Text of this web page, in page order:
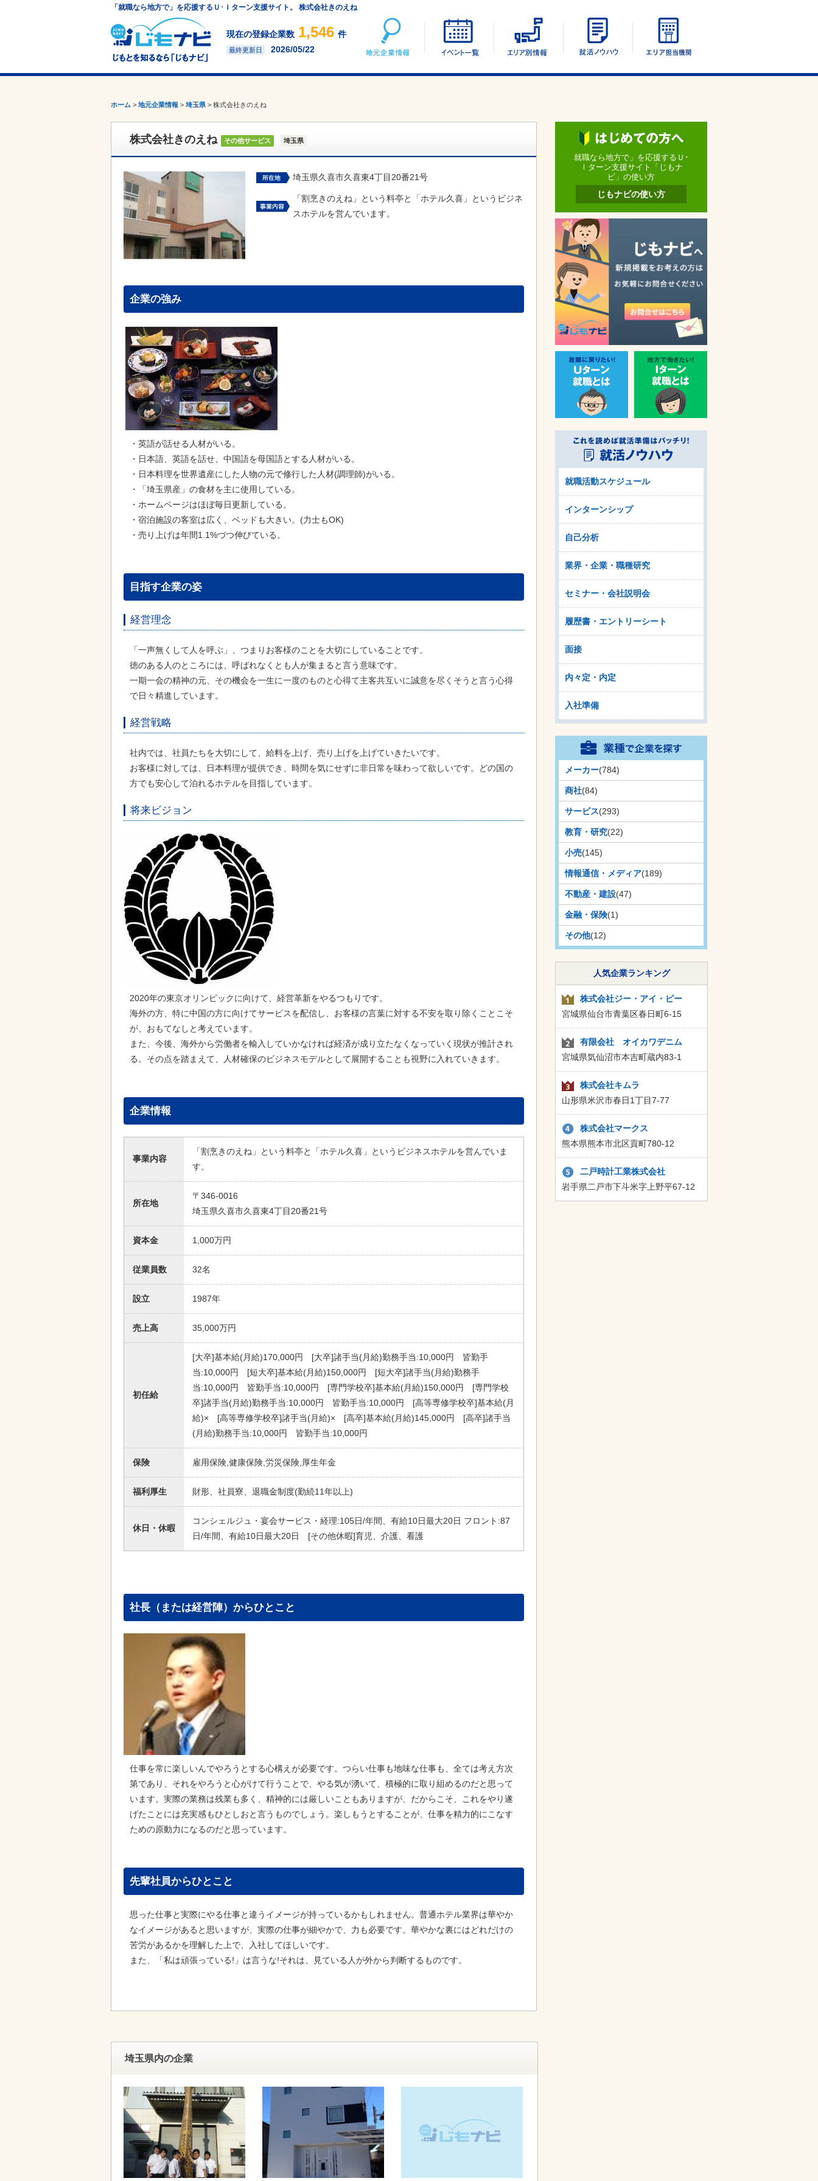
「就職なら地方で」を応援するＵ･Ｉターン支援サイト。 株式会社きのえね
現在の登録企業数 1,546 件
最終更新日 2026/05/22
地元企業情報 イベント一覧 エリア別情報 UIターン就活ノウハウ
ホーム > 地元企業情報 > 埼玉県 > 株式会社きのえね
株式会社きのえね その他サービス 埼玉県
埼玉県久喜市久喜東4丁目20番21号
「割烹きのえね」という料亭と「ホテル久喜」というビジネ
スホテルを営んでいます。
企業の強み
・英語が話せる人材がいる。
・日本語、英語を話せ、中国語を母国語とする人材がいる。
・日本料理を世界遺産にした人物の元で修行した人材(調理師)がいる。
・「埼玉県産」の食材を主に使用している。
・ホームページはほぼ毎日更新している。
・宿泊施設の客室は広く、ベッドも大きい。(力士もOK)
・売り上げは年間1.1%づつ伸びている。
目指す企業の姿
経営理念
「一声無くして人を呼ぶ」、つまりお客様のことを大切にしていることです。
徳のある人のところには、呼ばれなくとも人が集まると言う意味です。
一期一会の精神の元、その機会を一生に一度のものと心得て主客共互いに誠意を尽くそうと言う心得
で日々精進しています。
経営戦略
社内では、社員たちを大切にして、給料を上げ、売り上げを上げていきたいです。
お客様に対しては、日本料理が提供でき、時間を気にせずに非日常を味わって欲しいです。どの国の
方でも安心して泊れるホテルを目指しています。
将来ビジョン
2020年の東京オリンピックに向けて、経営革新をやるつもりです。
海外の方、特に中国の方に向けてサービスを配信し、お客様の言葉に対する不安を取り除くことこそ
が、おもてなしと考えています。
また、今後、海外から労働者を輸入していかなければ経済が成り立たなくなっていく現状が推計され
る。その点を踏まえて、人材確保のビジネスモデルとして展開することも視野に入れていきます。
企業情報
事業内容
「割烹きのえね」という料亭と「ホテル久喜」というビジネスホテルを営んでいま
す。
所在地
〒346-0016
埼玉県久喜市久喜東4丁目20番21号
資本金 1,000万円
従業員数 32名
設立 1987年
売上高 35,000万円
初任給
[大卒]基本給(月給)170,000円 [大卒]諸手当(月給)勤務手当:10,000円 皆勤手
当:10,000円 [短大卒]基本給(月給)150,000円 [短大卒]諸手当(月給)勤務手
当:10,000円 皆勤手当:10,000円 [専門学校卒]基本給(月給)150,000円 [専門学校
卒]諸手当(月給)勤務手当:10,000円 皆勤手当:10,000円 [高等専修学校卒]基本給(月
給)× [高等専修学校卒]諸手当(月給)× [高卒]基本給(月給)145,000円 [高卒]諸手当
(月給)勤務手当:10,000円 皆勤手当:10,000円
保険 雇用保険,健康保険,労災保険,厚生年金
福利厚生 財形、社員寮、退職金制度(勤続11年以上)
休日・休暇
コンシェルジュ・宴会サービス・経理:105日/年間、有給10日最大20日 フロント:87
日/年間、有給10日最大20日 [その他休暇]育児、介護、看護
社長（または経営陣）からひとこと
仕事を常に楽しいんでやろうとする心構えが必要です。つらい仕事も地味な仕事も、全ては考え方次
第であり、それをやろうと心がけて行うことで、やる気が湧いて、積極的に取り組めるのだと思って
います。実際の業務は残業も多く、精神的には厳しいこともありますが、だからこそ、これをやり遂
げたことには充実感もひとしおと言うものでしょう。楽しもうとすることが、仕事を精力的にこなす
ための原動力になるのだと思っています。
先輩社員からひとこと
思った仕事と実際にやる仕事と違うイメージが持っているかもしれません。普通ホテル業界は華やか
なイメージがあると思いますが、実際の仕事が細やかで、力も必要です。華やかな裏にはどれだけの
苦労があるかを理解した上で、入社してほしいです。
また、「私は頑張っている!」は言うな!それは、見ている人が外から判断するものです。
埼玉県内の企業
就職なら地方で」を応援するＵ･
Ｉターン支援サイト「じもナ
ビ」の使い方
じもナビの使い方
就職活動スケジュール
インターンシップ
自己分析
業界・企業・職種研究
セミナー・会社説明会
履歴書・エントリーシート
面接
内々定・内定
入社準備
メーカー(784)
商社(84)
サービス(293)
教育・研究(22)
小売(145)
情報通信・メディア(189)
不動産・建設(47)
金融・保険(1)
その他(12)
人気企業ランキング
株式会社ジー・アイ・ピー
宮城県仙台市青葉区春日町6-15
有限会社 オイカワデニム
宮城県気仙沼市本吉町蔵内83-1
株式会社キムラ
山形県米沢市春日1丁目7-77
株式会社マークス
熊本県熊本市北区貢町780-12
二戸時計工業株式会社
岩手県二戸市下斗米字上野平67-12